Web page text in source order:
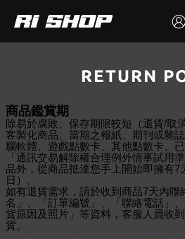
RETURN
商品鑑賞期
除易於腐敗、保存期限較短（退貨/取
客製化商品、當期之報紙、期刊或雜
腦軟體、遊戲點數卡、其他點數卡、
「通訊交易解除權合理例外情事試用
品外，從商品抵達您手上開始即擁有7
日）。
如有退貨需求，請於收到商品7天內聯
名」、「訂單編號」、「聯絡電話」
貨原因及照片」等資料，客服人員收
貨。